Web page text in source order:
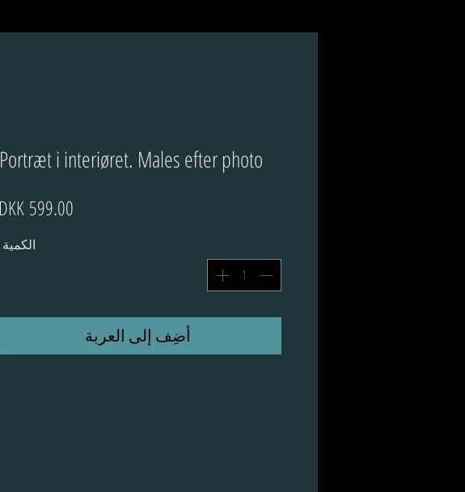
Portræt i interiøret. Males efter photo.
الكمية
أضِف إلى العربة